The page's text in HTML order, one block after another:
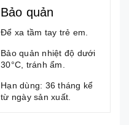
Bảo quản
Để xa tầm tay trẻ em.
Bảo quản nhiệt độ dưới
30°C, tránh ẩm.
Hạn dùng: 36 tháng kể
từ ngày sản xuất.